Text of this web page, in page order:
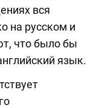
вся
на русском и
что было бы
язык.